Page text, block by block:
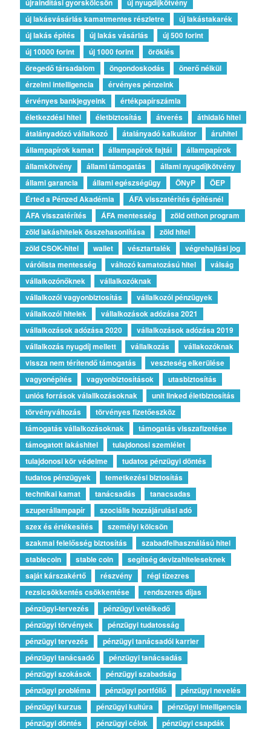
újraindítási gyorskölcsön
új nyugdíjkötvény
új lakásvásárlás kamatmentes részletre
új lakástakarék
új lakás építés
új lakás vásárlás
új 500 forint
új 10000 forint
új 1000 forint
öröklés
öregedő társadalom
öngondoskodás
önerő nélkül
érzelmi intelligencia
érvényes pénzeink
érvényes bankjegyeink
értékpapírszámla
életkezdési hitel
életbiztosítás átverés
áthidaló hitel
átalányadózó vállalkozó
átalányadó kalkulátor
áruhitel
állampapírok kamat
állampapírok fajtái
állampapírok
államkötvény
állami támogatás
állami nyugdíjkötvény
állami garancia
állami egészségügy ÖNyP
ÖEP
Érted a Pénzed Akadémia
ÁFA visszatérítés építésnél
ÁFA visszatérítés
ÁFA mentesség
zöld otthon program
zöld lakáshitelek összehasonlítása
zöld hitel
zöld CSOK-hitel
wallet vésztartalék
végrehajtási jog
várólista mentesség
változó kamatozású hitel
válság
vállalkozónőknek
vállalkozóknak
vállalkozói vagyonbiztosítás
vállalkozói pénzügyek
vállalkozói hitelek
vállalkozások adózása 2021
vállalkozások adózása 2020
vállalkozások adózása 2019
vállalkozás nyugdíj mellett
vállalkozás
vállakozóknak
vissza nem térítendő támogatás
veszteség elkerülése
vagyonépítés
vagyonbiztosítások
utasbiztosítás
uniós források válallkozásoknak
unit linked életbiztosítás
törvényváltozás
törvényes fizetőeszköz
támogatás vállalkozásoknak
támogatás visszafizetése
támogatott lakáshitel
tulajdonosi szemlélet
tulajdonosi kör védelme
tudatos pénzügyi döntés
tudatos pénzügyek
temetkezési biztosítás
technikai kamat
tanácsadás
tanacsadas
szuperállampapír
szociális hozzájárulási adó
szex és értékesítés
személyi kölcsön
szakmai felelősség biztosítás
szabadfelhasználású hitel
stablecoin
stable coin
segítség devizahiteleseknek
saját kárszakértő
részvény
régi tízezres
rezsicsökkentés csökkentése
rendszeres díjas
pénzügyi-tervezés
pénzügyi vetélkedő
pénzügyi törvények
pénzügyi tudatosság
pénzügyi tervezés
pénzügyi tanácsadói karrier
pénzügyi tanácsadó
pénzügyi tanácsadás
pénzügyi szokások
pénzügyi szabadság
pénzügyi probléma
pénzügyi portfólió
pénzügyi nevelés
pénzügyi kurzus
pénzügyi kultúra
pénzügyi intelligencia
pénzügyi döntés
pénzügyi célok
pénzügyi csapdák